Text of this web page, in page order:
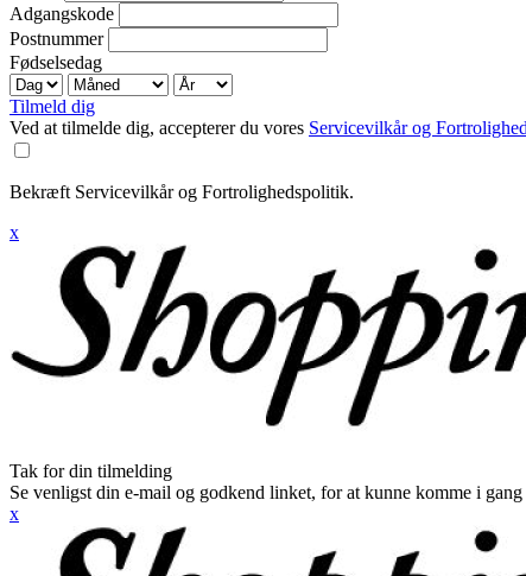
Adgangskode
Postnummer
Fødselsedag
Tilmeld dig
Ved at tilmelde dig, accepterer du vores Servicevilkår og
Bekræft Servicevilkår og Fortrolighedspolitik.
x
Tak for din tilmelding
Se venligst din e-mail og godkend linket, for at kunne komme i
x